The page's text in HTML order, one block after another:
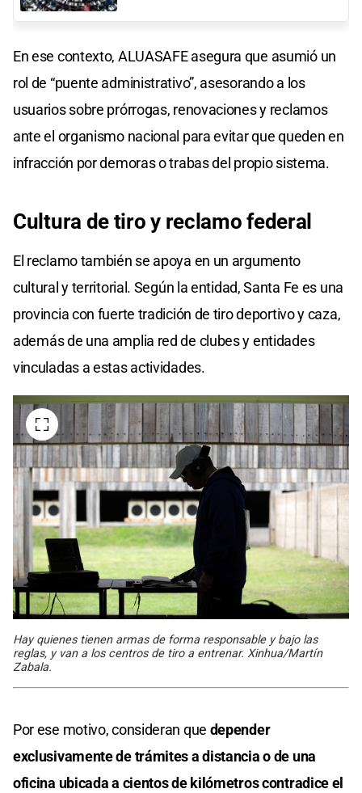
En ese contexto, ALUASAFE asegura que asumió un
rol de “puente administrativo”, asesorando a los
usuarios sobre prórrogas, renovaciones y reclamos
ante el organismo nacional para evitar que queden en
infracción por demoras o trabas del propio sistema.
Cultura de tiro y reclamo federal
El reclamo también se apoya en un argumento
cultural y territorial. Según la entidad, Santa Fe es una
provincia con fuerte tradición de tiro deportivo y caza,
además de una amplia red de clubes y entidades
vinculadas a estas actividades.
Hay quienes tienen armas de forma responsable y bajo las
reglas, y van a los centros de tiro a entrenar. Xinhua/Martín
Zabala.
Por ese motivo, consideran que depender
exclusivamente de trámites a distancia o de una
oficina ubicada a cientos de kilómetros contradice el